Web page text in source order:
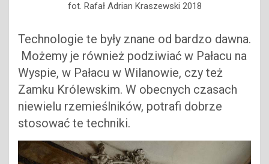
fot. Rafał Adrian Kraszewski 2018
Technologie te były znane od bardzo dawna.
Możemy je również podziwiać w Pałacu na
Wyspie, w Pałacu w Wilanowie, czy też
Zamku Królewskim. W obecnych czasach
niewielu rzemieślników, potrafi dobrze
stosować te techniki.